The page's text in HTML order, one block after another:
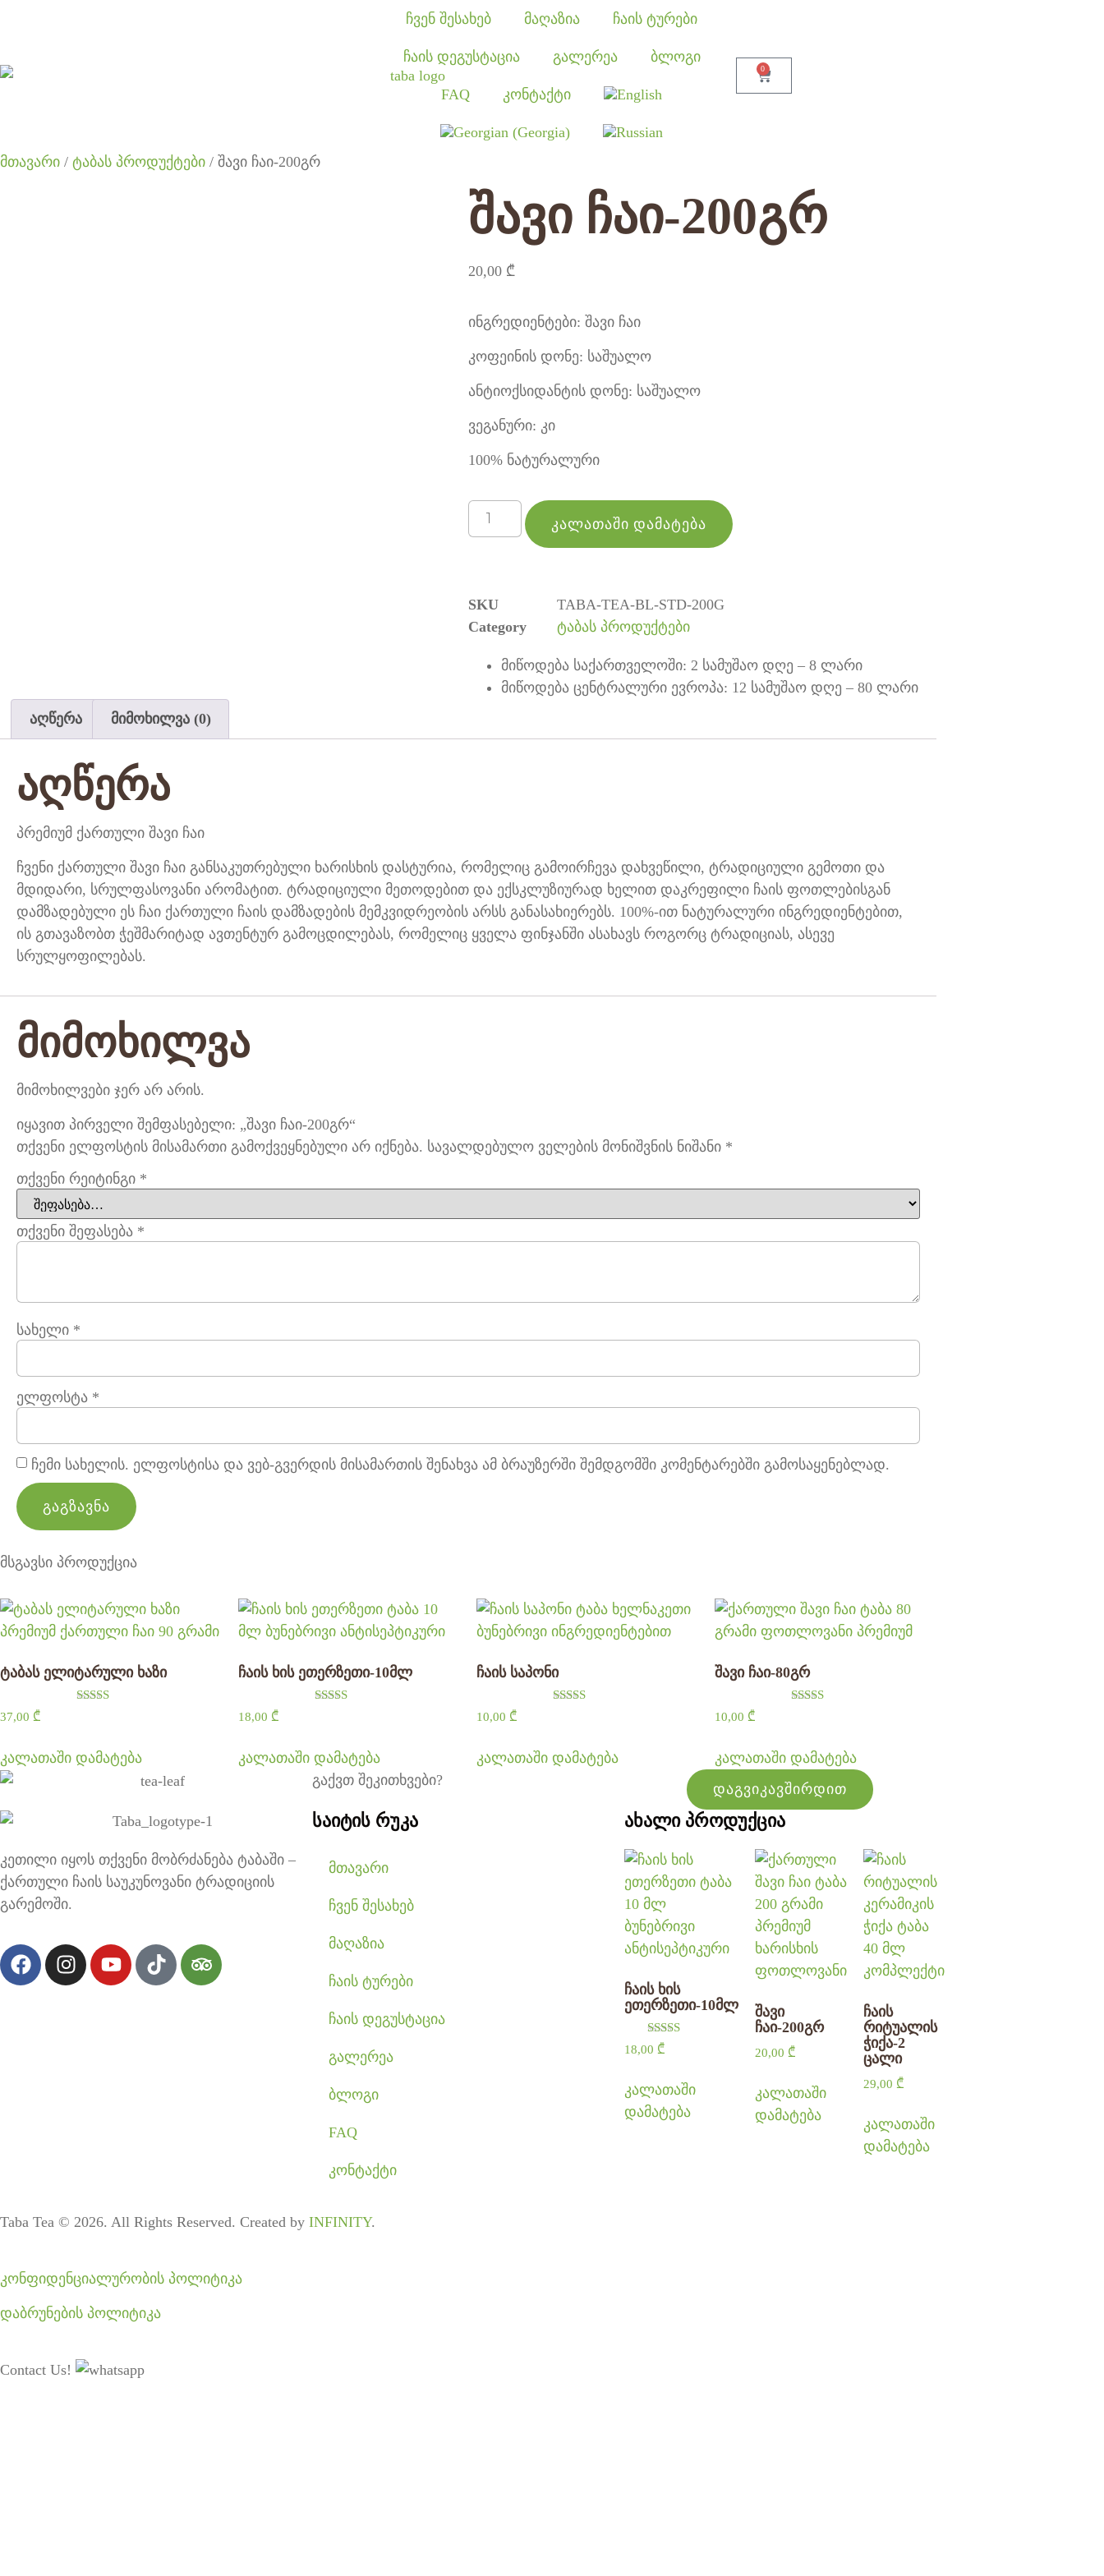
ჩვენ შესახებ მაღაზია ჩაის ტურები
ჩაის დეგუსტაცია გალერეა ბლოგი
FAQ კონტაქტი
0
მთავარი / ტაბას პროდუქტები / შავი ჩაი-200გრ
შავი ჩაი-200გრ
20,00 ₾
ინგრედიენტები: შავი ჩაი
კოფეინის დონე: საშუალო
ანტიოქსიდანტის დონე: საშუალო
ვეგანური: კი
100% ნატურალური
კალათაში დამატება
SKU
TABA-TEA-BL-STD-200G
Category
ტაბას პროდუქტები
მიწოდება საქართველოში: 2 სამუშაო დღე – 8 ლარი
მიწოდება ცენტრალური ევროპა: 12 სამუშაო დღე – 80 ლარი
აღწერა
მიმოხილვა (0)
აღწერა
პრემიუმ ქართული შავი ჩაი
ჩვენი ქართული შავი ჩაი განსაკუთრებული ხარისხის დასტურია, რომელიც გამოირჩევა დახვეწილი, ტრადიციული გემოთი და
მდიდარი, სრულფასოვანი არომატით. ტრადიციული მეთოდებით და ექსკლუზიურად ხელით დაკრეფილი ჩაის ფოთლებისგან
დამზადებული ეს ჩაი ქართული ჩაის დამზადების მემკვიდრეობის არსს განასახიერებს. 100%-ით ნატურალური ინგრედიენტებით,
ის გთავაზობთ ჭეშმარიტად ავთენტურ გამოცდილებას, რომელიც ყველა ფინჯანში ასახავს როგორც ტრადიციას, ასევე
სრულყოფილებას.
მიმოხილვა
მიმოხილვები ჯერ არ არის.
იყავით პირველი შემფასებელი: „შავი ჩაი-200გრ“
თქვენი ელფოსტის მისამართი გამოქვეყნებული არ იქნება. სავალდებულო ველების მონიშვნის ნიშანი *
თქვენი რეიტინგი *
თქვენი შეფასება *
სახელი *
ელფოსტა *
ჩემი სახელის. ელფოსტისა და ვებ-გვერდის მისამართის შენახვა ამ ბრაუზერში შემდგომში კომენტარებში გამოსაყენებლად.
მსგავსი პროდუქცია
ტაბას ელიტარული ხაზი
37,00 ₾
კალათაში დამატება
ჩაის ხის ეთერზეთი-10მლ
18,00 ₾
კალათაში დამატება
ჩაის საპონი
10,00 ₾
კალათაში დამატება
შავი ჩაი-80გრ
10,00 ₾
კალათაში დამატება
გაქვთ შეკითხვები?
დაგვიკავშირდით
კეთილი იყოს თქვენი მობრძანება ტაბაში –
ქართული ჩაის საუკუნოვანი ტრადიციის
გარემოში.
საიტის რუკა
მთავარი
ჩვენ შესახებ
მაღაზია
ჩაის ტურები
ჩაის დეგუსტაცია
გალერეა
ბლოგი
FAQ
კონტაქტი
ახალი პროდუქცია
ჩაის ხის
ეთერზეთი-10მლ
შეფასება
5.00
18,00 ₾
კალათაში
დამატება
შავი
ჩაი-200გრ
20,00 ₾
კალათაში
დამატება
ჩაის
რიტუალის
ჭიქა-2
ცალი
29,00 ₾
კალათაში
დამატება
Taba Tea © 2026. All Rights Reserved. Created by INFINITY.
კონფიდენციალურობის პოლიტიკა
დაბრუნების პოლიტიკა
Contact Us!